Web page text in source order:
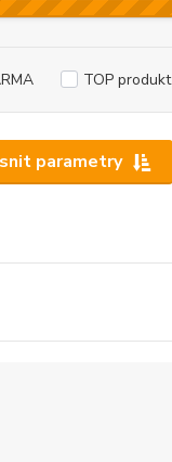
parametry
TOP produkt